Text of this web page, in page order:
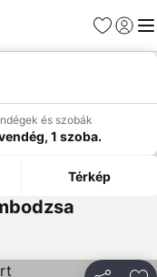
Kedvencek
és szobák
1 szoba.
Térkép